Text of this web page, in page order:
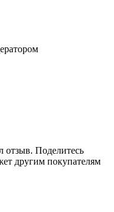
отзыв. Поделитесь
другим покупателям